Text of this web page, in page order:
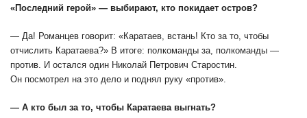
«Последний герой» — выбирают, кто покидает остров?
— Да! Романцев говорит: «Каратаев, встань! Кто за то, чтобы
отчислить Каратаева?» В итоге: полкоманды за, полкоманды —
против. И остался один Николай Петрович Старостин.
Он посмотрел на это дело и поднял руку «против».
— А кто был за то, чтобы Каратаева выгнать?